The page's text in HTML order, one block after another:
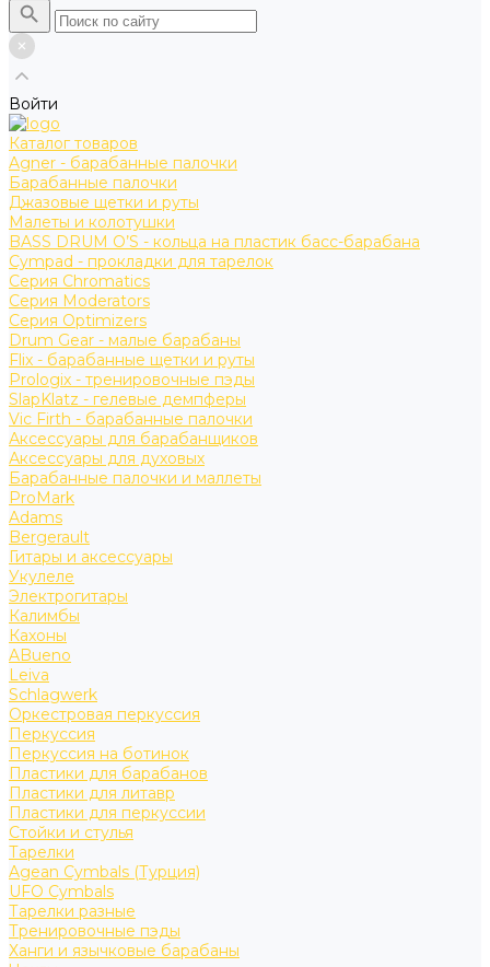
Войти
Каталог товаров
Agner - барабанные палочки
Барабанные палочки
Джазовые щетки и руты
Малеты и колотушки
BASS DRUM O’S - кольца на пластик басс-барабана
Cympad - прокладки для тарелок
Серия Chromatics
Серия Moderators
Серия Optimizers
Drum Gear - малые барабаны
Flix - барабанные щетки и руты
Prologix - тренировочные пэды
SlapKlatz - гелевые демпферы
Vic Firth - барабанные палочки
Аксессуары для барабанщиков
Аксессуары для духовых
Барабанные палочки и маллеты
ProMark
Adams
Bergerault
Гитары и аксессуары
Укулеле
Электрогитары
Калимбы
Кахоны
ABueno
Leiva
Schlagwerk
Оркестровая перкуссия
Перкуссия
Перкуссия на ботинок
Пластики для барабанов
Пластики для литавр
Пластики для перкуссии
Стойки и стулья
Тарелки
Agean Cymbals (Турция)
UFO Cymbals
Тарелки разные
Тренировочные пэды
Ханги и язычковые барабаны